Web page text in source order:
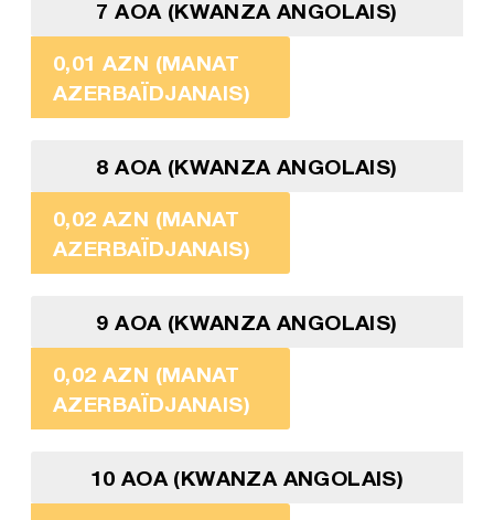
7 AOA (KWANZA ANGOLAIS)
0,01 AZN (MANAT
AZERBAÏDJANAIS)
8 AOA (KWANZA ANGOLAIS)
0,02 AZN (MANAT
AZERBAÏDJANAIS)
9 AOA (KWANZA ANGOLAIS)
0,02 AZN (MANAT
AZERBAÏDJANAIS)
10 AOA (KWANZA ANGOLAIS)